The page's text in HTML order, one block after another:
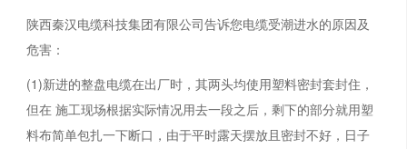
陕西秦汉电缆科技集团有限公司告诉您电缆受潮进水的原因及
危害：
(1)新进的整盘电缆在出厂时，其两头均使用塑料密封套封住，
但在 施工现场根据实际情况用去一段之后，剩下的部分就用塑
料布简单包扎一下断口，由于平时露天摆放且密封不好，日子